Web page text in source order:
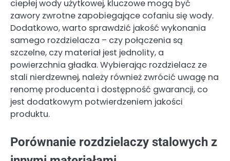
ciepłej wody użytkowej, kluczowe mogą być
zawory zwrotne zapobiegające cofaniu się wody.
Dodatkowo, warto sprawdzić jakość wykonania
samego rozdzielacza – czy połączenia są
szczelne, czy materiał jest jednolity, a
powierzchnia gładka. Wybierając rozdzielacz ze
stali nierdzewnej, należy również zwrócić uwagę na
renomę producenta i dostępność gwarancji, co
jest dodatkowym potwierdzeniem jakości
produktu.
Porównanie rozdzielaczy stalowych z